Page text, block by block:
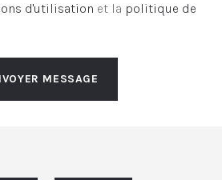
d'utilisation et la politique de
MESSAGE